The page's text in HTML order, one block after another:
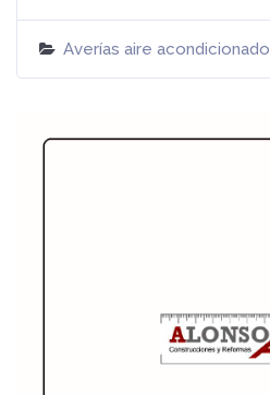
Averías aire acondicionado